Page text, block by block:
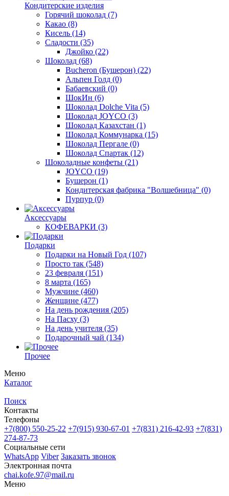
Кондитерские изделия
Горячий шоколад (7)
Какао (8)
Кисель (14)
Сладости (35)
Джойко (22)
Шоколад (68)
Bucheron (Бушерон) (22)
Альпен Голд (0)
Бабаевский (0)
ШокИн (6)
Шоколад Dolche Vita (5)
Шоколад JOYCO (3)
Шоколад Казахстан (1)
Шоколад Коммунарка (15)
Шоколад Пергале (0)
Шоколад Спартак (12)
Шоколадные конфеты (21)
JOYCO (19)
Бушерон (1)
Кондитерская фабрика "Волшебница" (0)
Пурпур (0)
Аксессуары
КОФЕВАРКИ (3)
Подарки
Подарки на Новый Год (107)
Просто так (548)
23 февраля (151)
8 марта (165)
Мужчине (460)
Женщине (477)
На день рождения (205)
На Пасху (3)
На день учителя (35)
Подарочный чай (134)
Прочее
Меню
Каталог
Поиск
Контакты
Телефоны
+7(800) 550-25-22 +7(915) 930-67-01 +7(831) 216-42-93 +7(831)
274-87-73
Социальные сети
WhatsApp Viber Заказать звонок
Электронная почта
chai.kofe.97@mail.ru
Меню